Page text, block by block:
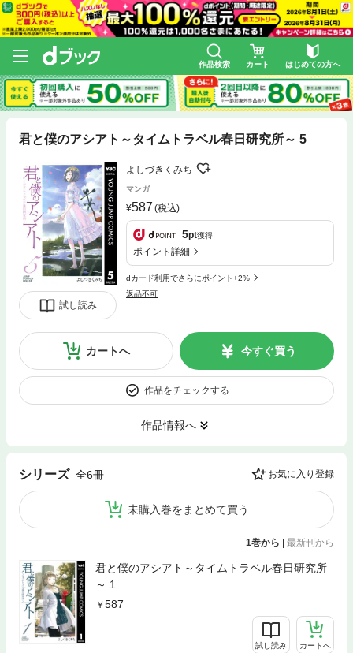
作品検索 カート はじめての方へ
君と僕のアシアト～タイムトラベル春日研究所～ 5
試し読み
よしづきくみち
マンガ
587 (税込)
5pt獲得
ポイント詳細
dカード利用でさらにポイント+2%
返品不可
カートへ 今すぐ買う
作品をチェックする
作品情報へ
シリーズ 全6冊 お気に入り登録
未購入巻をまとめて買う
1巻から 最新刊から
君と僕のアシアト～タイムトラベル春日研究所
～ 1
587
試し読み カートへ